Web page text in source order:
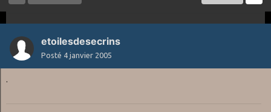
etoilesdesecrins
Posté 4 janvier 2005
.